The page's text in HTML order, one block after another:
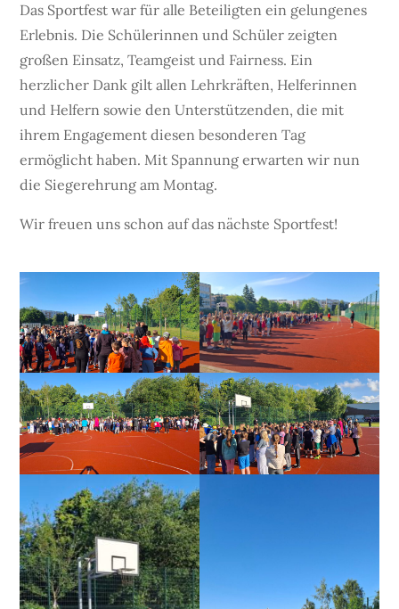
Das Sportfest war für alle Beteiligten ein gelungenes
Erlebnis. Die Schülerinnen und Schüler zeigten
großen Einsatz, Teamgeist und Fairness. Ein
herzlicher Dank gilt allen Lehrkräften, Helferinnen
und Helfern sowie den Unterstützenden, die mit
ihrem Engagement diesen besonderen Tag
ermöglicht haben. Mit Spannung erwarten wir nun
die Siegerehrung am Montag.
Wir freuen uns schon auf das nächste Sportfest!